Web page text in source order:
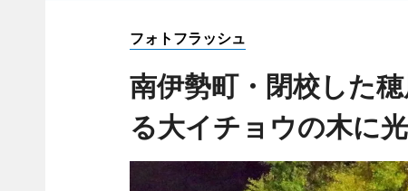
フォトフラッシュ
南伊勢町・閉校した
る大イチョウの木に光